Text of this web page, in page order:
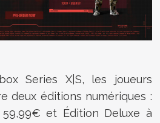
Series X|S, les joueurs
deux éditions numériques :
et Édition Deluxe à